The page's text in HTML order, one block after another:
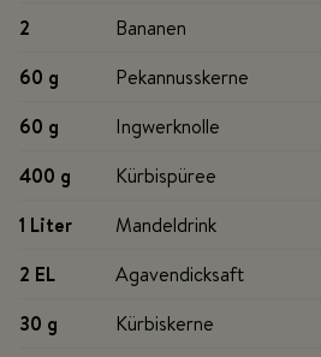
2
Bananen
60 g
Pekannusskerne
60 g
Ingwerknolle
400 g
Kürbispüree
1 Liter
Mandeldrink
2 EL
Agavendicksaft
30 g
Kürbiskerne